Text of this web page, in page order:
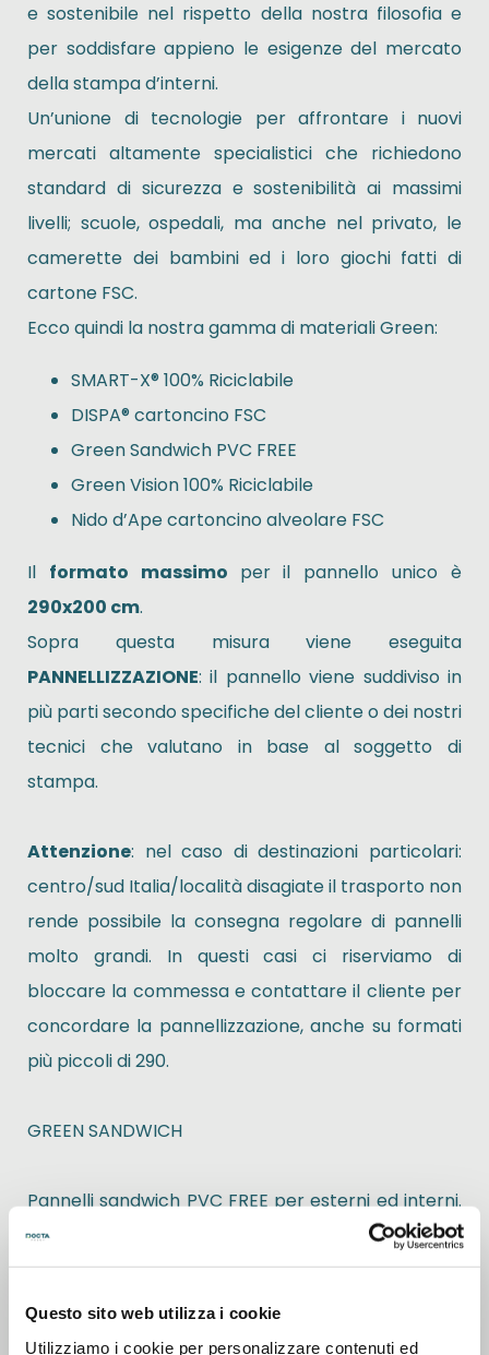
Questo sito web utilizza i cookie
Utilizziamo i cookie per personalizzare contenuti ed
e sostenibile nel rispetto della nostra filosofia e
per soddisfare appieno le esigenze del mercato
della stampa d’interni.
Un’unione di tecnologie per affrontare i nuovi
mercati altamente specialistici che richiedono
standard di sicurezza e sostenibilità ai massimi
livelli; scuole, ospedali, ma anche nel privato, le
camerette dei bambini ed i loro giochi fatti di
cartone FSC.
Ecco quindi la nostra gamma di materiali Green:
SMART-X® 100% Riciclabile
DISPA® cartoncino FSC
Green Sandwich PVC FREE
Green Vision 100% Riciclabile
Nido d’Ape cartoncino alveolare FSC
Il formato massimo per il pannello unico è
290x200 cm.
Sopra questa misura viene eseguita
PANNELLIZZAZIONE: il pannello viene suddiviso in
più parti secondo specifiche del cliente o dei nostri
tecnici che valutano in base al soggetto di
stampa.
Attenzione: nel caso di destinazioni particolari:
centro/sud Italia/località disagiate il trasporto non
rende possibile la consegna regolare di pannelli
molto grandi. In questi casi ci riserviamo di
bloccare la commessa e contattare il cliente per
concordare la pannellizzazione, anche su formati
più piccoli di 290.
GREEN SANDWICH
Pannelli sandwich PVC FREE per esterni ed interni.
E’ una innovativa linea di
pannelli sandwich PVC
FREE leggeri, lavorabili, rigidi, stampabilicon
possibilità di applicazioni per esterno anche per
lunghi periodi.